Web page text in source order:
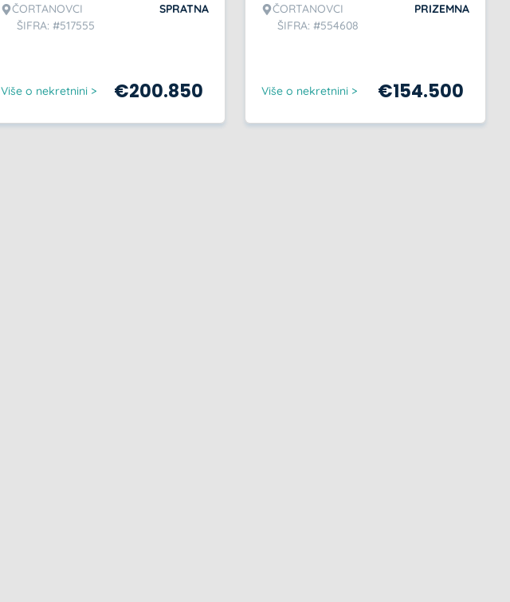
ČORTANOVCI
ŠIFRA: #517555
SPRATNA
Više o nekretnini > €200.850
ČORTANOVCI
ŠIFRA: #554608
PRIZEMNA
Više o nekretnini > €154.500